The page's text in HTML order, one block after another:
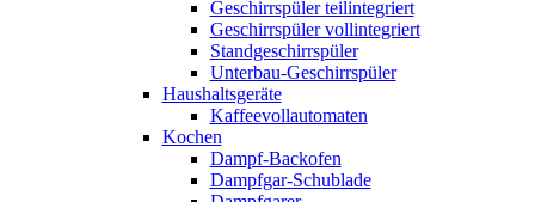
Geschirrspüler teilintegriert
Geschirrspüler vollintegriert
Standgeschirrspüler
Unterbau-Geschirrspüler
Haushaltsgeräte
Kaffeevollautomaten
Kochen
Dampf-Backofen
Dampfgar-Schublade